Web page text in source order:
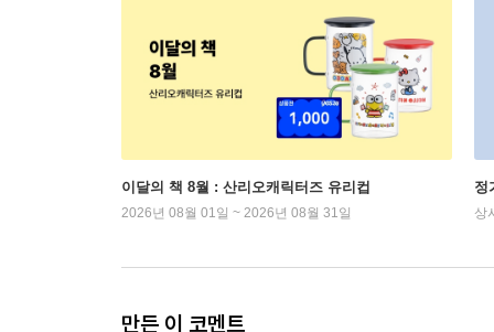
이달의 책 8월 : 산리오캐릭터즈 유리컵
2026년 08월 01일 ~ 2026년 08월 31일
정
상
만든 이 코멘트